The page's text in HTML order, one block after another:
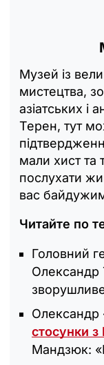
Музей із
мистецтва,
азіатських і
Терен, тут
мали хист та
послухати
вас
Читайте по
Головний
Олександр
Олександр
стосунки
Мандзюк: